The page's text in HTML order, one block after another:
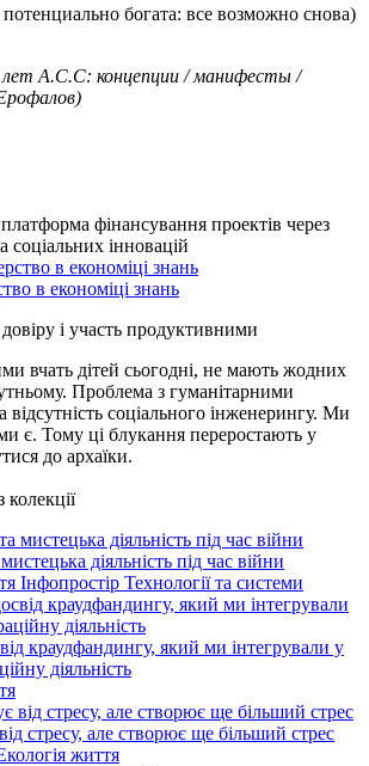
богата: все возможно снова)
А.С.С: концепции / манифесты /
фінансування проектів через
соціальних інновацій
в економіці знань
і участь продуктивними
вчать дітей сьогодні, не мають жодних
Проблема з гуманітарними
соціального інженерингу. Ми
є. Тому ці блукання переростають у
до архаїки.
діяльність під час війни
Інфопростір Технології та системи
краудфандингу, який ми інтегрували у
діяльність
стресу, але створює ще більший стрес
життя